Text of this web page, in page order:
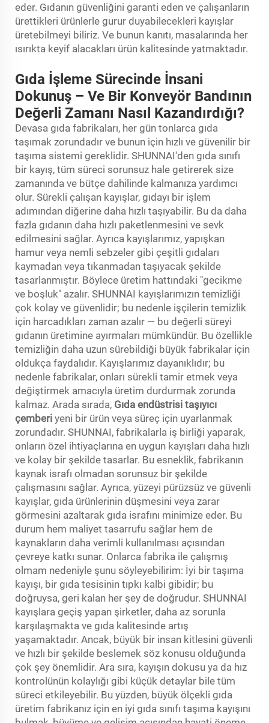
eder. Gıdanın güvenliğini garanti eden ve çalışanların
ürettikleri ürünlerle gurur duyabilecekleri kayışlar
üretebilmeyi biliriz. Ve bunun kanıtı, masalarında her
ısırıkta keyif alacakları ürün kalitesinde yatmaktadır.
Gıda İşleme Sürecinde İnsani
Dokunuş – Ve Bir Konveyör Bandının
Değerli Zamanı Nasıl Kazandırdığı?
Devasa gıda fabrikaları, her gün tonlarca gıda
taşımak zorundadır ve bunun için hızlı ve güvenilir bir
taşıma sistemi gereklidir. SHUNNAI'den gıda sınıfı
bir kayış, tüm süreci sorunsuz hale getirerek size
zamanında ve bütçe dahilinde kalmanıza yardımcı
olur. Sürekli çalışan kayışlar, gıdayı bir işlem
adımından diğerine daha hızlı taşıyabilir. Bu da daha
fazla gıdanın daha hızlı paketlenmesini ve sevk
edilmesini sağlar. Ayrıca kayışlarımız, yapışkan
hamur veya nemli sebzeler gibi çeşitli gıdaları
kaymadan veya tıkanmadan taşıyacak şekilde
tasarlanmıştır. Böylece üretim hattındaki "gecikme
ve boşluk" azalır. SHUNNAI kayışlarımızın temizliği
çok kolay ve güvenlidir; bu nedenle işçilerin temizlik
için harcadıkları zaman azalır — bu değerli süreyi
gıdanın üretimine ayırmaları mümkündür. Bu özellikle
temizliğin daha uzun sürebildiği büyük fabrikalar için
oldukça faydalıdır. Kayışlarımız dayanıklıdır; bu
nedenle fabrikalar, onları sürekli tamir etmek veya
değiştirmek amacıyla üretim durdurmak zorunda
kalmaz. Arada sırada, Gıda endüstrisi taşıyıcı
çemberi yeni bir ürün veya süreç için uyarlanmak
zorundadır. SHUNNAI, fabrikalarla iş birliği yaparak,
onların özel ihtiyaçlarına en uygun kayışları daha hızlı
ve kolay bir şekilde tasarlar. Bu esneklik, fabrikanın
kaynak israfı olmadan sorunsuz bir şekilde
çalışmasını sağlar. Ayrıca, yüzeyi pürüzsüz ve güvenli
kayışlar, gıda ürünlerinin düşmesini veya zarar
görmesini azaltarak gıda israfını minimize eder. Bu
durum hem maliyet tasarrufu sağlar hem de
kaynakların daha verimli kullanılması açısından
çevreye katkı sunar. Onlarca fabrika ile çalışmış
olmam nedeniyle şunu söyleyebilirim: İyi bir taşıma
kayışı, bir gıda tesisinin tıpkı kalbi gibidir; bu
doğruysa, geri kalan her şey de doğrudur. SHUNNAI
kayışlara geçiş yapan şirketler, daha az sorunla
karşılaşmakta ve gıda kalitesinde artış
yaşamaktadır. Ancak, büyük bir insan kitlesini güvenli
ve hızlı bir şekilde beslemek söz konusu olduğunda
çok şey önemlidir. Ara sıra, kayışın dokusu ya da hız
kontrolünün kolaylığı gibi küçük detaylar bile tüm
süreci etkileyebilir. Bu yüzden, büyük ölçekli gıda
üretim fabrikanız için en iyi gıda sınıfı taşıma kayışını